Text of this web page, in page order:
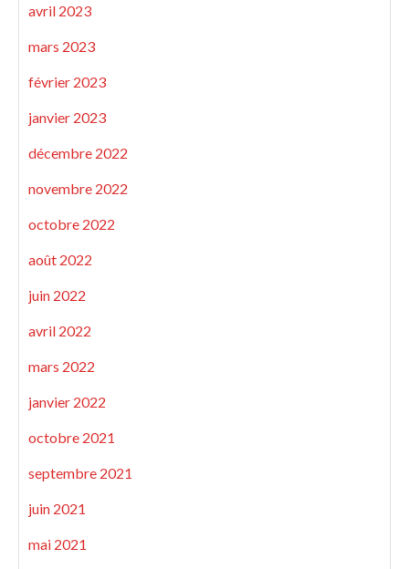
avril 2023
mars 2023
février 2023
janvier 2023
décembre 2022
novembre 2022
octobre 2022
août 2022
juin 2022
avril 2022
mars 2022
janvier 2022
octobre 2021
septembre 2021
juin 2021
mai 2021